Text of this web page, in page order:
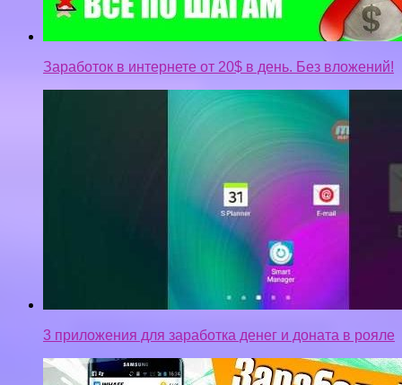
Заработок в интернете от 20$ в день. Без вложений!
3 приложения для заработка денег и доната в рояле